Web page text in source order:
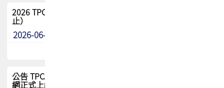
2026 TPCA健康盃保齡球聯誼賽 熱烈報名中（8/3報名截
止）
2026-06-29
公告 TPCA 台灣電路板協會官網將迎來新面貌，7/1 新官
網正式上線！